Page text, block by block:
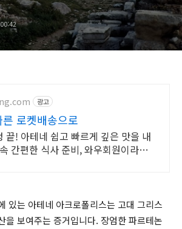
광고
로켓배송으로
끝! 아테네 쉽고 빠르게 깊은 맛을 내
간편한 식사 준비, 와우회원이라면
있는 아테네 아크로폴리스는 고대 그리스
을 보여주는 증거입니다. 장엄한 파르테논